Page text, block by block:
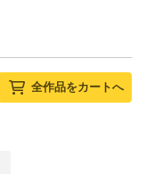
全作品をカートへ